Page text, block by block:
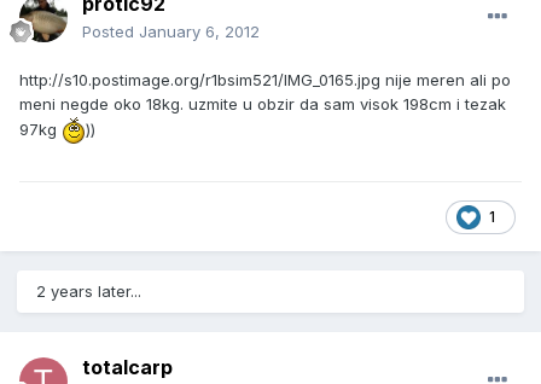
Posted January 6, 2012
http://s10.postimage.org/r1bsim521/IMG_0165.jpg nije meren ali po
meni negde oko 18kg. uzmite u obzir da sam visok 198cm i tezak
97kg
))
1
2 years later...
totalcarp